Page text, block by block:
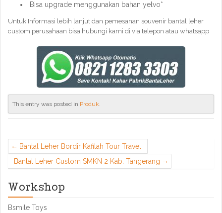
Bisa upgrade menggunakan bahan yelvo*
Untuk Informasi lebih lanjut dan pemesanan souvenir bantal leher
custom perusahaan bisa hubungi kami di via telepon atau whatsapp
This entry was posted in Produk.
Bantal Leher Bordir Kafilah Tour Travel
Bantal Leher Custom SMKN 2 Kab. Tangerang
Workshop
Bsmile Toys